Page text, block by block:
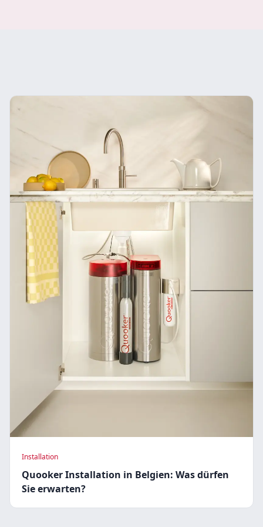
Installation
Quooker Installation in Belgien: Was dürfen
Sie erwarten?